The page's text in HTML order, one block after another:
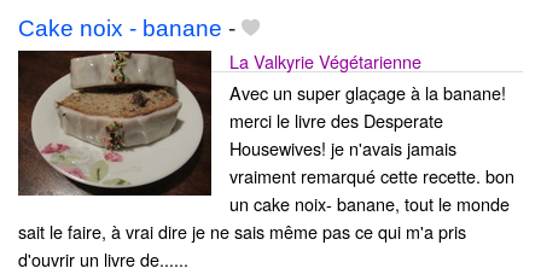
Cake noix - banane -
La Valkyrie Végétarienne
Avec un super glaçage à la banane!
merci le livre des Desperate
Housewives! je n'avais jamais
vraiment remarqué cette recette. bon
un cake noix- banane, tout le monde
sait le faire, à vrai dire je ne sais même pas ce qui m'a pris
d'ouvrir un livre de......